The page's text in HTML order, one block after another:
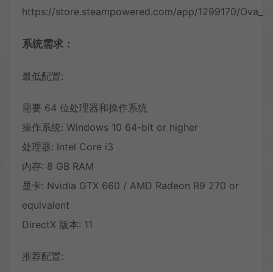
https://store.steampowered.com/app/1299170/
系统需求：
最低配置:
需要 64 位处理器和操作系统
操作系统: Windows 10 64-bit or higher
处理器: Intel Core i3
内存: 8 GB RAM
显卡: Nvidia GTX 660 / AMD Radeon R9 270 or
equivalent
DirectX 版本: 11
推荐配置: